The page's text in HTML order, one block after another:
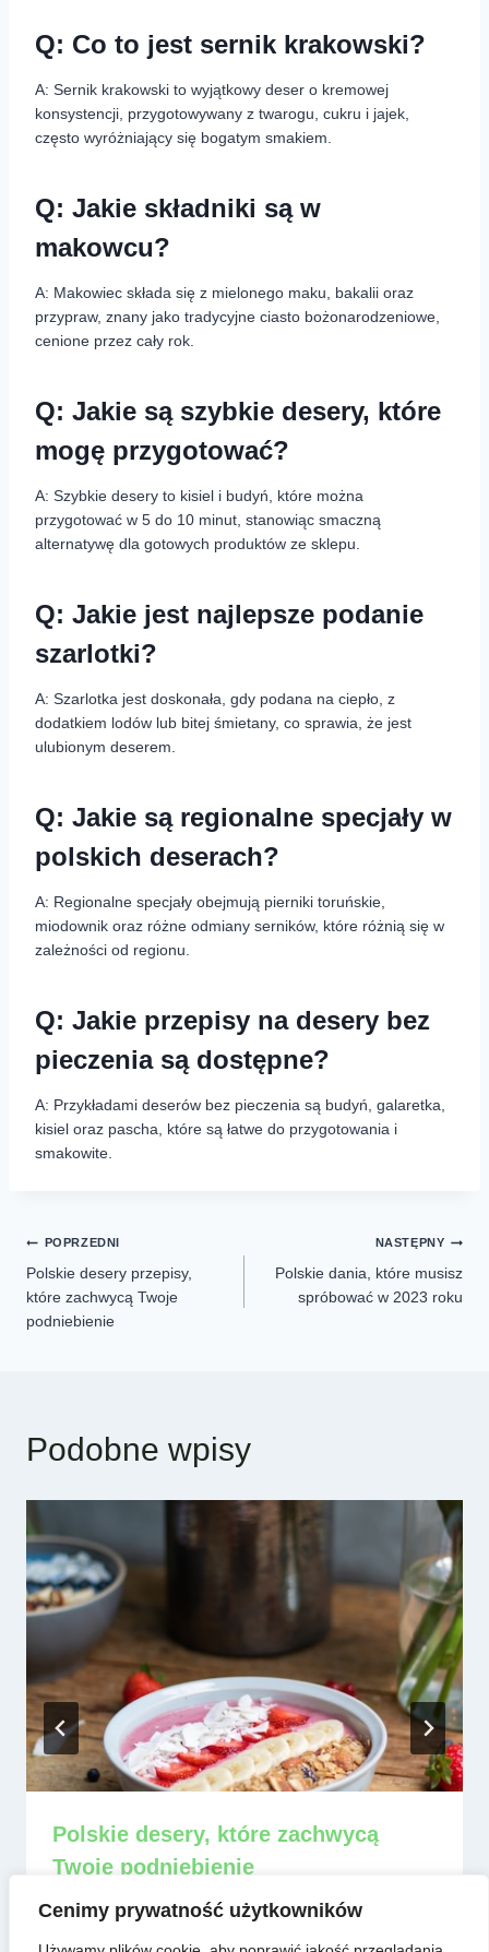
Cenimy prywatność użytkowników
Q: Co to jest sernik krakowski?
A: Sernik krakowski to wyjątkowy deser o kremowej
konsystencji, przygotowywany z twarogu, cukru i jajek,
często wyróżniający się bogatym smakiem.
Q: Jakie składniki są w
makowcu?
A: Makowiec składa się z mielonego maku, bakalii oraz
przypraw, znany jako tradycyjne ciasto bożonarodzeniowe,
cenione przez cały rok.
Q: Jakie są szybkie desery, które
mogę przygotować?
A: Szybkie desery to kisiel i budyń, które można
przygotować w 5 do 10 minut, stanowiąc smaczną
alternatywę dla gotowych produktów ze sklepu.
Q: Jakie jest najlepsze podanie
szarlotki?
A: Szarlotka jest doskonała, gdy podana na ciepło, z
dodatkiem lodów lub bitej śmietany, co sprawia, że jest
ulubionym deserem.
Q: Jakie są regionalne specjały w
polskich deserach?
A: Regionalne specjały obejmują pierniki toruńskie,
miodownik oraz różne odmiany serników, które różnią się w
zależności od regionu.
Q: Jakie przepisy na desery bez
pieczenia są dostępne?
A: Przykładami deserów bez pieczenia są budyń, galaretka,
kisiel oraz pascha, które są łatwe do przygotowania i
smakowite.
POPRZEDNI
Polskie desery przepisy,
które zachwycą Twoje
podniebienie
NASTĘPNY
Polskie dania, które musisz
spróbować w 2023 roku
Podobne wpisy
Polskie desery, które zachwycą
Twoje podniebienie
Przez admin 8 czerwca, 2025